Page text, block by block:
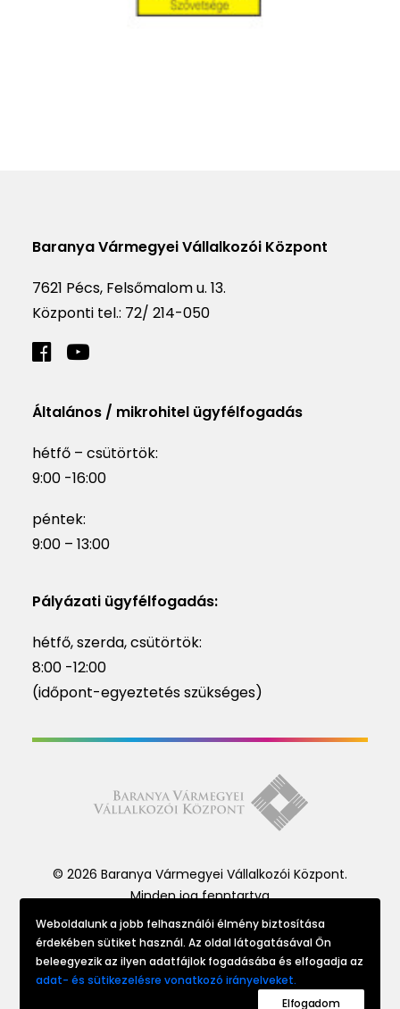
Baranya Vármegyei Vállalkozói Központ
7621 Pécs, Felsőmalom u. 13.
Központi tel.: 72/ 214-050
Általános / mikrohitel ügyfélfogadás
hétfő – csütörtök:
9:00 -16:00
péntek:
9:00 – 13:00
Pályázati ügyfélfogadás:
hétfő, szerda, csütörtök:
8:00 -12:00
(időpont-egyeztetés szükséges)
© 2026 Baranya Vármegyei Vállalkozói Központ.
Minden jog fenntartva
Website made by
Weboldalunk a jobb felhasználói élmény biztosítása
érdekében sütiket használ. Az oldal látogatásával Ön
beleegyezik az ilyen adatfájlok fogadásába és elfogadja az
adat- és sütikezelésre vonatkozó irányelveket.
Elfogadom